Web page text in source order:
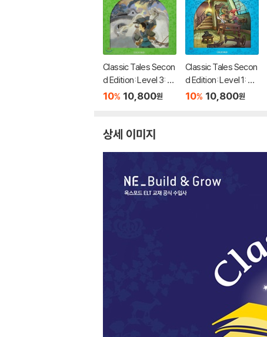
Classic Tales Secon
d Edition: Level 3: M
ulan Audio Pack
10% 10,800원
Classic Tales Secon
d Edition: Level 1: Th
e Shoemaker and th
10% 10,800원
상세 이미지